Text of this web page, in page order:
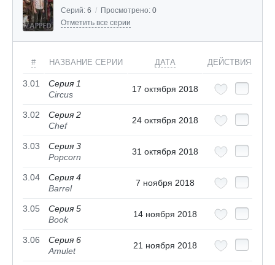
Серий: 6 / Просмотрено: 0
Отметить все серии
# НАЗВАНИЕ СЕРИИ ДАТА ДЕЙСТВИЯ
3.01
Серия 1
Circus
17 октября 2018
3.02
Серия 2
Chef
24 октября 2018
3.03
Серия 3
Popcorn
31 октября 2018
3.04
Серия 4
Barrel
7 ноября 2018
3.05
Серия 5
Book
14 ноября 2018
3.06
Серия 6
Amulet
21 ноября 2018